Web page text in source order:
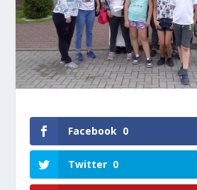
Facebook 0
Twitter 0